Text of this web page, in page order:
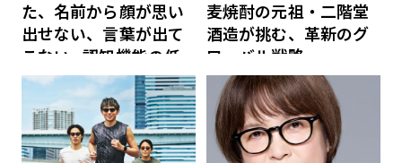
た、名前から顔が思い
出せない、言葉が出て
こない…認知機能の低
下を救う、脳のインナ
ーケアとは
麦焼酎の元祖・二階堂
酒造が挑む、革新のグ
ローバル戦略